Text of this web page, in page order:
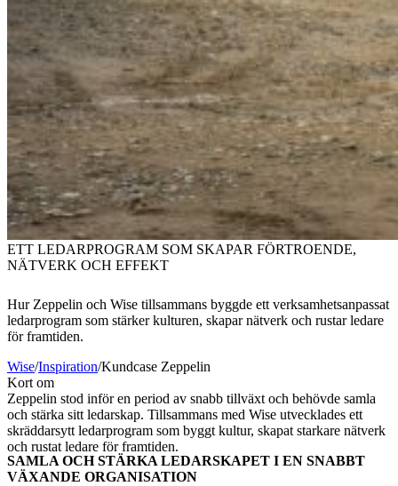
ETT LEDARPROGRAM SOM SKAPAR FÖRTROENDE,
NÄTVERK OCH EFFEKT
Hur Zeppelin och Wise tillsammans byggde ett verksamhetsanpassat
ledarprogram som stärker kulturen, skapar nätverk och rustar ledare
för framtiden.
Wise/Inspiration/Kundcase Zeppelin
Kort om
Zeppelin stod inför en period av snabb tillväxt och behövde samla
och stärka sitt ledarskap. Tillsammans med Wise utvecklades ett
skräddarsytt ledarprogram som byggt kultur, skapat starkare nätverk
och rustat ledare för framtiden.
SAMLA OCH STÄRKA LEDARSKAPET I EN SNABBT
VÄXANDE ORGANISATION